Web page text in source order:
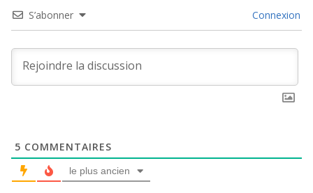
S’abonner Connexion
5 COMMENTAIRES
le plus ancien